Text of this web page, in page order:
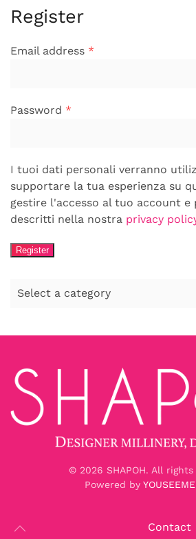
Register
Email address *
Password *
I tuoi dati personali verranno
supportare la tua esperienza su
gestire l'accesso al tuo account e
descritti nella nostra privacy
Register
© 2026 SHAPOH. All
Powered by
Contact